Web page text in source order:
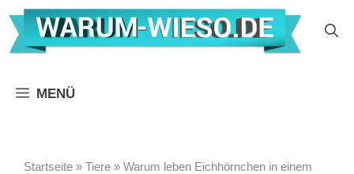
Zum
Inhalt
springen
MENÜ
Startseite » Tiere » Warum leben Eichhörnchen in einem